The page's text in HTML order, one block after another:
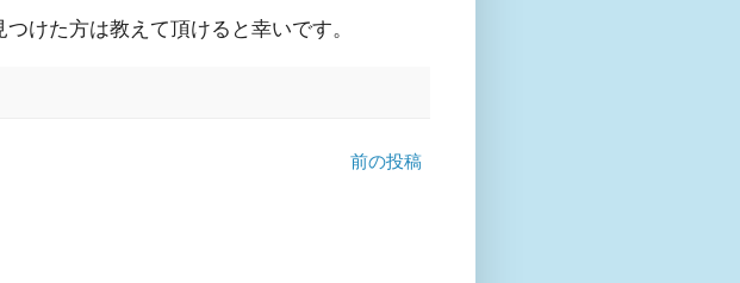
けた方は教えて頂けると幸いです。
前の投稿